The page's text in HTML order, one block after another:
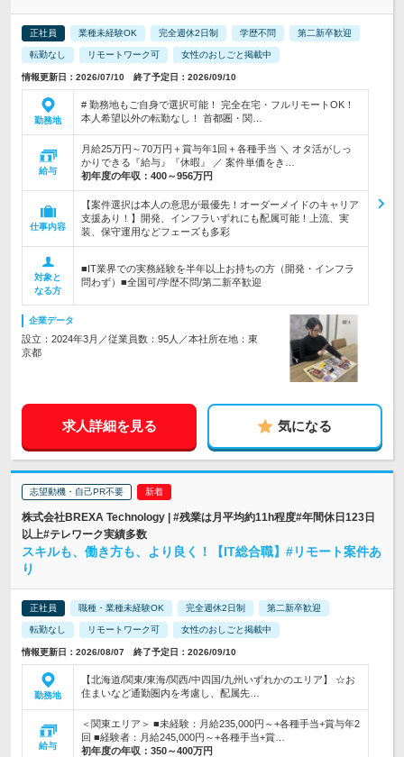
正社員 業種未経験OK 完全週休2日制 学歴不問 第二新卒歓迎
転勤なし リモートワーク可 女性のおしごと掲載中
情報更新日：2026/07/10 終了予定日：2026/09/10
勤務地
# 勤務地もご自身で選択可能！ 完全在宅・フルリモートOK！
本人希望以外の転勤なし！ 首都圏・関…
給与
月給25万円～70万円＋賞与年1回＋各種手当 ＼ オタ活がしっ
かりできる『給与』『休暇』 ／ 案件単価をき…
初年度の年収： 400～956万円
仕事内容
【案件選択は本人の意思が最優先！オーダーメイドのキャリア
支援あり！】開発、インフラいずれにも配属可能！上流、実
装、保守運用などフェーズも多彩
対象と
なる方
■IT業界での実務経験を半年以上お持ちの方（開発・インフラ
問わず）■全国可/学歴不問/第二新卒歓迎
企業データ
設立：2024年3月／従業員数：95人／本社所在地：東
京都
求人詳細を見る 気になる
志望動機・自己PR不要
株式会社BREXA Technology | #残業は月平均約11h程度#年間休日123日
以上#テレワーク実績多数
スキルも、働き方も、より良く！【IT総合職】#リモート案件あ
り
正社員 職種・業種未経験OK 完全週休2日制 第二新卒歓迎
転勤なし リモートワーク可 女性のおしごと掲載中
情報更新日：2026/08/07 終了予定日：2026/09/10
勤務地
【北海道/関東/東海/関西/中四国/九州いずれかのエリア】 ☆お
住まいなど通勤圏内を考慮し、配属先…
給与
＜関東エリア＞ ■未経験：月給235,000円～+各種手当+賞与年2
回 ■経験者：月給245,000円～+各種手当+賞…
初年度の年収： 350～400万円